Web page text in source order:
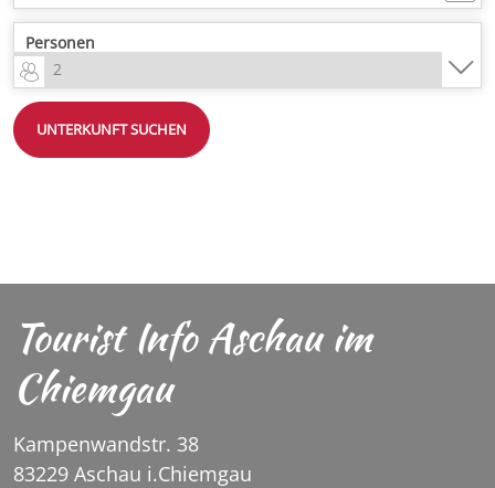
Personen
UNTERKUNFT SUCHEN
Tourist Info Aschau im
Chiemgau
Kampenwandstr. 38
83229 Aschau i.Chiemgau